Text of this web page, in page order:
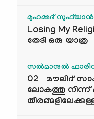
മുഹമ്മദ് സുഫ്‌യാൻ
Losing My
തേടി ഒരു യാത്ര
സൽമാനുൽ
02- മൗലിദ്
ലോകത്തു നിന്ന്